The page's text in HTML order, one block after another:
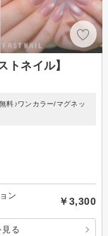
トネイル】
料♪ワンカラー/マグネッ
ン
￥3,300
る